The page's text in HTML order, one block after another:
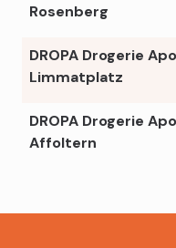
Rosenberg
DROPA Drogerie
Limmatplatz
DROPA Drogerie
Affoltern